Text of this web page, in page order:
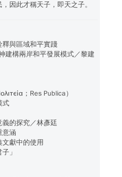
因此才稱天子，即天之子。
與區域和平實踐
建構兩岸和平發展模式／黎建
；Res Publica）
式
的探究／林彥廷
意涵
獻中的使用
」